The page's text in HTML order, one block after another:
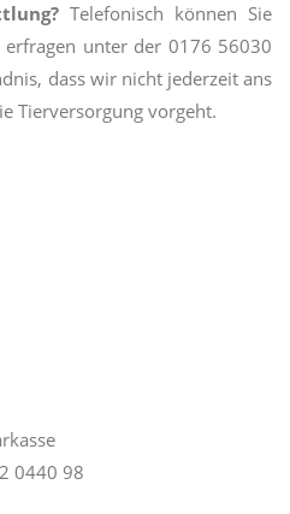
Telefonisch können Sie
unter der 0176 56030
dass wir nicht jederzeit ans
Tierversorgung vorgeht.
0440 98